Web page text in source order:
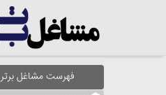
فهرست مشاغل برتر